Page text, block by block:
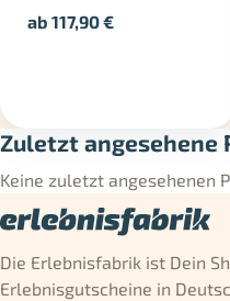
ab117,90€
Zuletzt angesehene
Keine zuletzt angesehenen
Die Erlebnisfabrik ist Dein
Erlebnisgutscheine in